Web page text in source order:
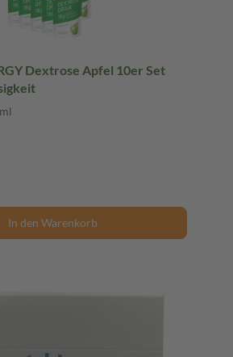
Dextrose Apfel 10er Set
In den Warenkorb